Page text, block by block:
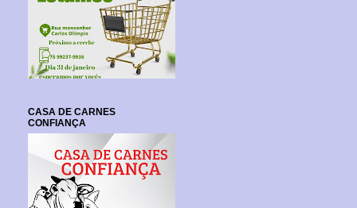
CASA DE CARNES
CONFIANÇA